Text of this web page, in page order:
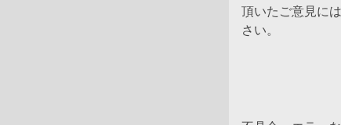
頂いたご意見に
さい。